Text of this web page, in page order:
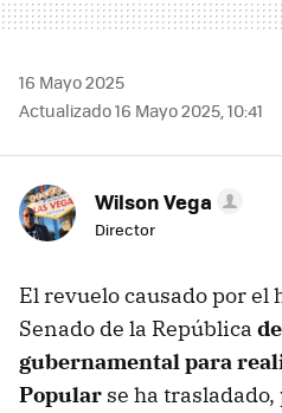
16 Mayo 2025
Actualizado 16 Mayo 2025, 10:41
Wilson Vega
Director
El revuelo causado por
Senado de la República
gubernamental para
Popular se ha